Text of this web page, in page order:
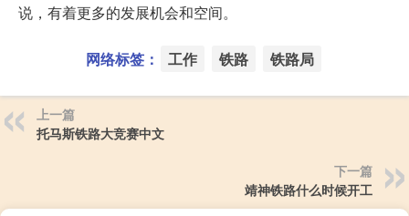
说，有着更多的发展机会和空间。
网络标签： 工作 铁路 铁路局
上一篇
托马斯铁路大竞赛中文
下一篇
靖神铁路什么时候开工